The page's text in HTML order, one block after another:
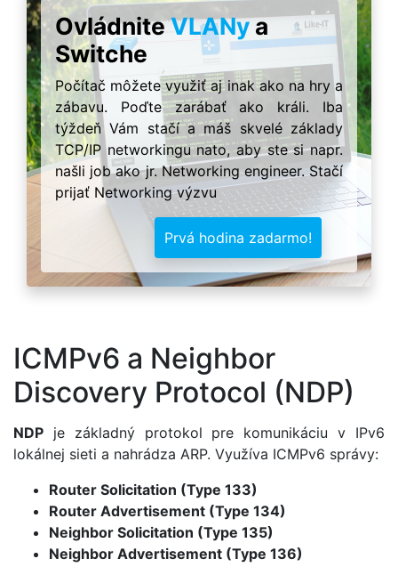
OvládniteVLANya
Switche
Počítač môžete využiť aj inak ako na hry a
zábavu. Poďte zarábať ako králi. Iba
týždeň Vám stačí a máš skvelé základy
TCP/IP networkingu nato, aby ste si napr.
našli job ako jr. Networking engineer. Stačí
prijať Networking výzvu
Prvá hodina zadarmo!
ICMPv6 a Neighbor
Discovery Protocol (NDP)
NDP je základný protokol pre komunikáciu v IPv6
lokálnej sieti a nahrádza ARP. Využíva ICMPv6 správy:
Router Solicitation (Type 133)
Router Advertisement (Type 134)
Neighbor Solicitation (Type 135)
Neighbor Advertisement (Type 136)